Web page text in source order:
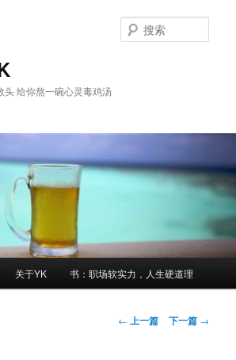
给你熬一碗心灵毒鸡汤
索
关于YK 书：职场软实力，人生硬道理
文← 上一篇 下一篇 →